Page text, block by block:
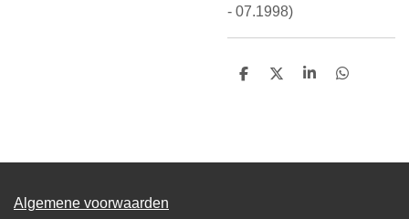
- 07.1998)
D
D
S
D
Algemene voorwaarden